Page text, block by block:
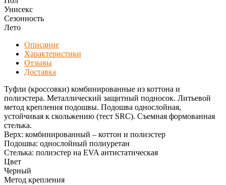
Унисекс
Сезонность
Лето
Описание
Характеристики
Отзывы
Доставка
Туфли (кроссовки) комбинированные из коттона и
полиэстера. Металлический защитный подносок. Литьевой
метод крепления подошвы. Подошва однослойная,
устойчивая к скольжению (тест SRC). Съемная формованная
стелька.
Верх: комбинированный – коттон и полиэстер
Подошва: однослойный полиуретан
Стелька: полиэстер на EVA антистатическая
Цвет
Черный
Метод крепления